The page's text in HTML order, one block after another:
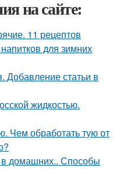
на сайте:
11 рецептов
для зимних
Добавление статьи в
жидкостью.
Чем обработать тую от
в домашних.. Способы